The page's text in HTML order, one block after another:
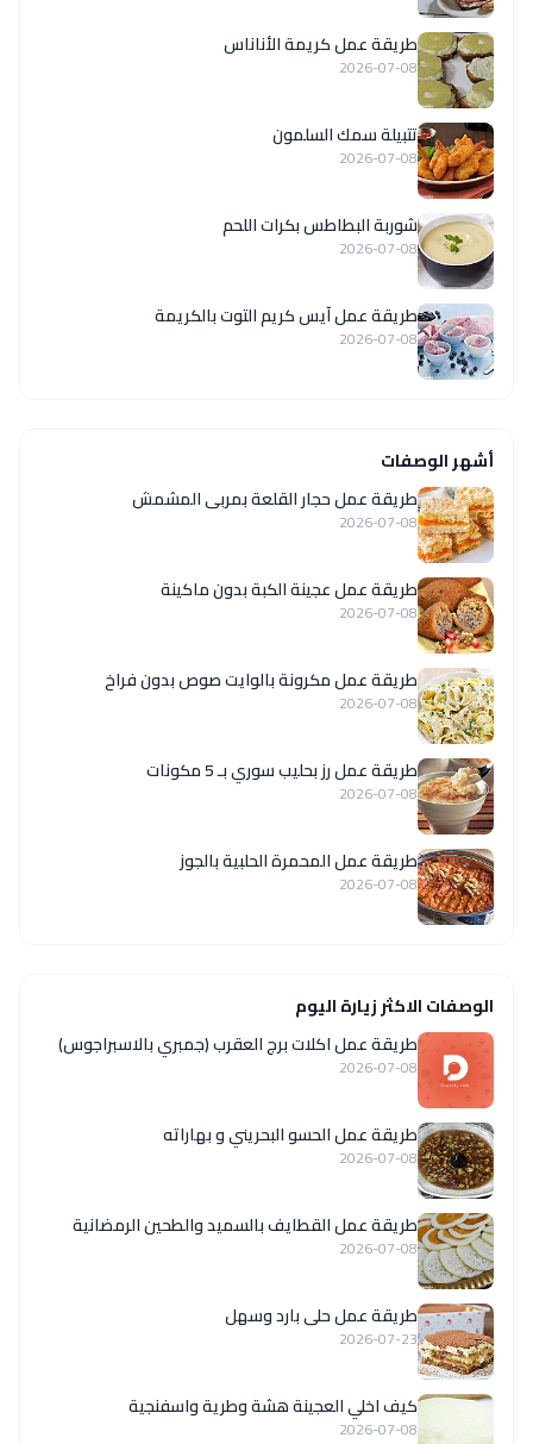
طريقة عمل كريمة الأناناس
2026-07-08
تتبيلة سمك السلمون
2026-07-08
شوربة البطاطس بكرات اللحم
2026-07-08
طريقة عمل آيس كريم التوت بالكريمة
2026-07-08
أشهر الوصفات
طريقة عمل حجار القلعة بمربى المشمش
2026-07-08
طريقة عمل عجينة الكبة بدون ماكينة
2026-07-08
طريقة عمل مكرونة بالوايت صوص بدون فراخ
2026-07-08
طريقة عمل رز بحليب سوري بـ 5 مكونات
2026-07-08
طريقة عمل المحمرة الحلبية بالجوز
2026-07-08
الوصفات الاكثر زيارة اليوم
طريقة عمل اكلات برج العقرب (جمبري بالاسبراجوس)
2026-07-08
طريقة عمل الحسو البحريني و بهاراته
2026-07-08
طريقة عمل القطايف بالسميد والطحين الرمضانية
2026-07-08
طريقة عمل حلى بارد وسهل
2026-07-23
كيف اخلي العجينة هشة وطرية واسفنجية
2026-07-08